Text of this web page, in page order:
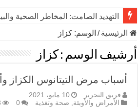
التهديد الصامت: المخاطر الصحية
الرئيسية/ الوسم: كزاز
أرشيف الوسم : كزاز
أسباب مرض التيتانوس الكزاز
فريق التحرير
10 مايو، 2021
الأمراض والأوبئة, صحة وتغذية 0